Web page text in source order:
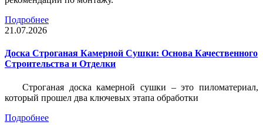
Подробнее
21.07.2026
Доска Строганая Камерной Сушки: Основа Качественного
Строительства и Отделки
Строганая доска камерной сушки – это пиломатериал,
который прошел два ключевых этапа обработки
Подробнее